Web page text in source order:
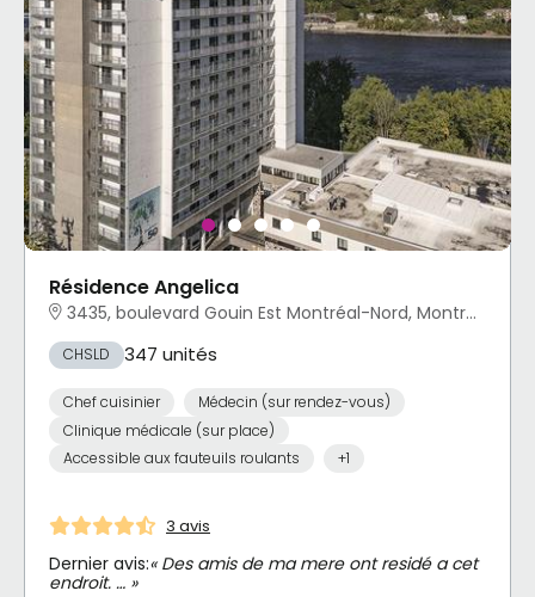
Résidence Angelica
3435, boulevard Gouin Est Montréal-Nord, Montréal, QC
CHSLD 347 unités
Chef cuisinier
Médecin (sur rendez-vous)
Clinique médicale (sur place)
Accessible aux fauteuils roulants
+1
3 avis
Dernier avis:« Des amis de ma mere ont residé a cet
endroit. … »